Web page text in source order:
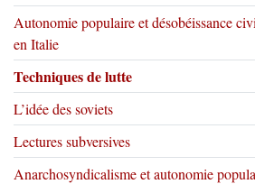
Autonomie populaire et désobéissance
en Italie
Techniques de lutte
L’idée des soviets
Lectures subversives
Anarchosyndicalisme et autonomie